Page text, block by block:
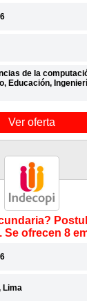
de la
Educación,
Ver oferta
Se ofrecen 8
Lima